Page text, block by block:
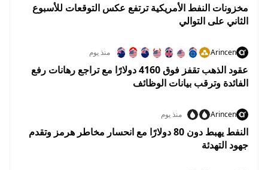
مخزونات النفط الأمريكية ترتفع عكس التوقعات للأسبوع
الثاني على التوالي
Arincen منذ يوم
عقود الذهب تقفز فوق 4160 دولارًا مع تراجع رهانات رفع
الفائدة وترقب بيانات الوظائف
Arincen منذ يوم
النفط يهبط دون 80 دولارًا مع انحسار مخاطر هرمز وتقدم
جهود التهدئة